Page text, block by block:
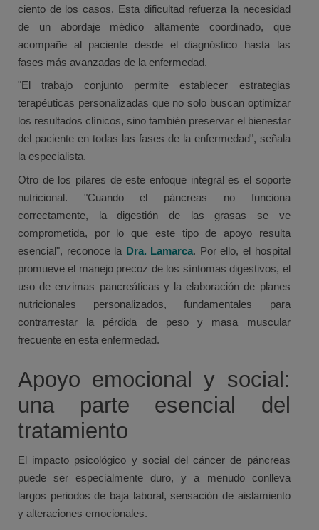
ciento de los casos. Esta dificultad refuerza la necesidad
de un abordaje médico altamente coordinado, que
acompañe al paciente desde el diagnóstico hasta las
fases más avanzadas de la enfermedad.
"El trabajo conjunto permite establecer estrategias
terapéuticas personalizadas que no solo buscan optimizar
los resultados clínicos, sino también preservar el bienestar
del paciente en todas las fases de la enfermedad", señala
la especialista.
Otro de los pilares de este enfoque integral es el soporte
nutricional. "Cuando el páncreas no funciona
correctamente, la digestión de las grasas se ve
comprometida, por lo que este tipo de apoyo resulta
esencial", reconoce la Dra. Lamarca. Por ello, el hospital
promueve el manejo precoz de los síntomas digestivos, el
uso de enzimas pancreáticas y la elaboración de planes
nutricionales personalizados, fundamentales para
contrarrestar la pérdida de peso y masa muscular
frecuente en esta enfermedad.
Apoyo emocional y social:
una parte esencial del
tratamiento
El impacto psicológico y social del cáncer de páncreas
puede ser especialmente duro, y a menudo conlleva
largos periodos de baja laboral, sensación de aislamiento
y alteraciones emocionales.